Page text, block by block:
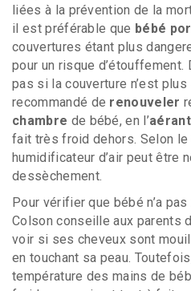
liées à la prévention de la
il est préférable que bébé
couvertures étant plus
pour un risque
pas si la couverture n’est
recommandé de renouveler
chambre de bébé, en l’
fait très froid dehors. Selon le
humidificateur d’air peut être
dessèchement.
Pour vérifier que bébé n’a
Colson conseille aux parents
voir si ses cheveux sont
en touchant sa peau.
température des mains de